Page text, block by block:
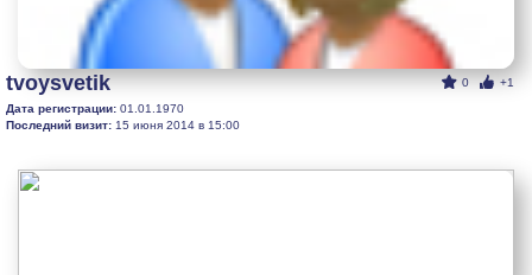
0 +1
tvoysvetik
Дата регистрации: 01.01.1970
Последний визит: 15 июня 2014 в 15:00